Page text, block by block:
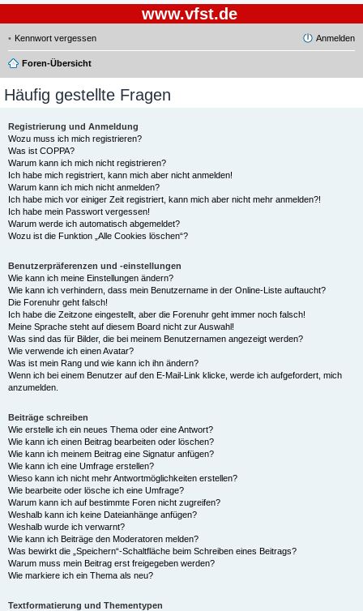
www.vfst.de
Kennwort vergessen Anmelden
Foren-Übersicht
Häufig gestellte Fragen
Registrierung und Anmeldung
Wozu muss ich mich registrieren?
Was ist COPPA?
Warum kann ich mich nicht registrieren?
Ich habe mich registriert, kann mich aber nicht anmelden!
Warum kann ich mich nicht anmelden?
Ich habe mich vor einiger Zeit registriert, kann mich aber nicht mehr anmelden?!
Ich habe mein Passwort vergessen!
Warum werde ich automatisch abgemeldet?
Wozu ist die Funktion „Alle Cookies löschen“?
Benutzerpräferenzen und -einstellungen
Wie kann ich meine Einstellungen ändern?
Wie kann ich verhindern, dass mein Benutzername in der Online-Liste auftaucht?
Die Forenuhr geht falsch!
Ich habe die Zeitzone eingestellt, aber die Forenuhr geht immer noch falsch!
Meine Sprache steht auf diesem Board nicht zur Auswahl!
Was sind das für Bilder, die bei meinem Benutzernamen angezeigt werden?
Wie verwende ich einen Avatar?
Was ist mein Rang und wie kann ich ihn ändern?
Wenn ich bei einem Benutzer auf den E-Mail-Link klicke, werde ich aufgefordert, mich
anzumelden.
Beiträge schreiben
Wie erstelle ich ein neues Thema oder eine Antwort?
Wie kann ich einen Beitrag bearbeiten oder löschen?
Wie kann ich meinem Beitrag eine Signatur anfügen?
Wie kann ich eine Umfrage erstellen?
Wieso kann ich nicht mehr Antwortmöglichkeiten erstellen?
Wie bearbeite oder lösche ich eine Umfrage?
Warum kann ich auf bestimmte Foren nicht zugreifen?
Weshalb kann ich keine Dateianhänge anfügen?
Weshalb wurde ich verwarnt?
Wie kann ich Beiträge den Moderatoren melden?
Was bewirkt die „Speichern“-Schaltfläche beim Schreiben eines Beitrags?
Warum muss mein Beitrag erst freigegeben werden?
Wie markiere ich ein Thema als neu?
Textformatierung und Thementypen